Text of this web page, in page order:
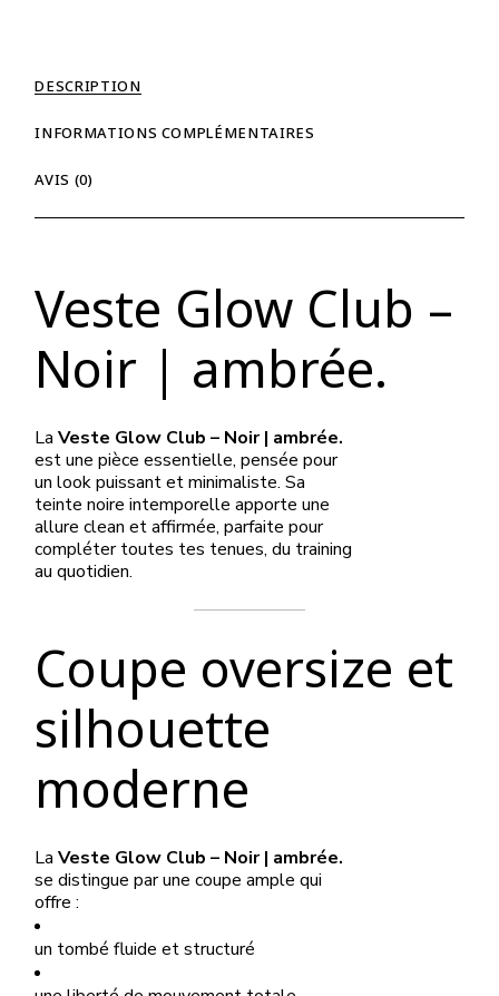
DESCRIPTION
INFORMATIONS COMPLÉMENTAIRES
AVIS (0)
Veste Glow Club –
Noir | ambrée.
LaVeste Glow Club – Noir | ambrée.
est une pièce essentielle, pensée pour
un look puissant et minimaliste. Sa
teinte noire intemporelle apporte une
allure clean et affirmée, parfaite pour
compléter toutes tes tenues, du training
au quotidien.
Coupe oversize et
silhouette
moderne
LaVeste Glow Club – Noir | ambrée.
se distingue par une coupe ample qui
offre :
un tombé fluide et structuré